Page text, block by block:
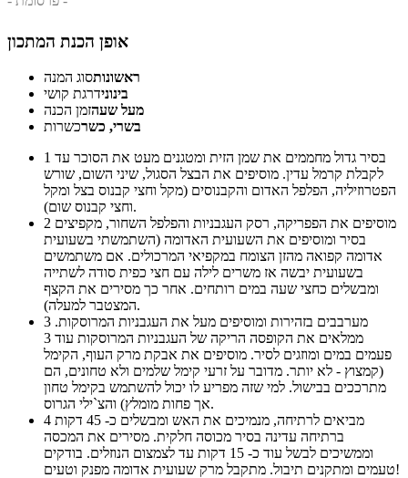
אופן הכנת המתכון
ראשונותסוג המנה
בינונידרגת קושי
מעל שעהזמן הכנה
בשרי, כשרכשרות
1
לקבלת קרמל עדין. מוסיפים את הבצל הסגול, שיני השום, שורש
הפטרוזיליה, הפלפל האדום והקבנוסים (מקל וחצי קבנוס בצל ומקל
וחצי קבנוס שום).
2
בסיר ומוסיפים את השעועית האדומה (השתמשתי בשעועית
אדומה קפואה מהזן הצומח במקפיאי המרכולים. אם משתמשים
בשעועית יבשה אז משרים לילה עם חצי כפית סודה לשתייה
ומבשלים כחצי שעה במים רותחים. אחר כך מסירים את הקצף
המצטבר למעלה).
3
ממלאים את הקופסה הריקה של העגבניות המרוסקות עוד 3
פעמים במים ומוזגים לסיר. מוסיפים את אבקת מרק העוף, הקימל
(קמצוץ - לא יותר. מדובר על זרעי קימל שלמים ולא טחונים, הם
מתרככים בבישול. למי שזה מפריע לו יכול להשתמש בקימל טחון
אך פחות מומלץ) והצ`ילי הגרוס.
4
ברתיחה עדינה בסיר מכוסה חלקית. מסירים את המכסה
וממשיכים לבשל עוד כ- 15 דקות עד לצמצום הנוזלים. בודקים
טעמים ומתקנים תיבול. מתקבל מרק שעועית אדומה מפנק וטעים!